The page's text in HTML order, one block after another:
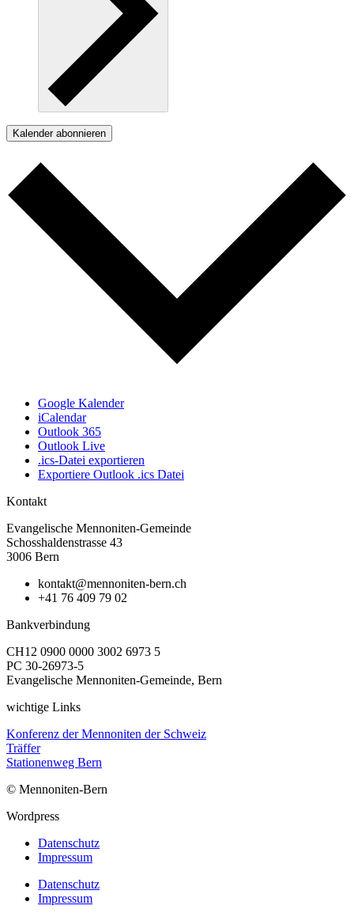
Kalender abonnieren
Google Kalender
iCalendar
Outlook 365
Outlook Live
.ics-Datei exportieren
Exportiere Outlook .ics Datei
Kontakt
Evangelische Mennoniten-Gemeinde
Schosshaldenstrasse 43
3006 Bern
kontakt@mennoniten-bern.ch
+41 76 409 79 02
Bankverbindung
CH12 0900 0000 3002 6973 5
PC 30-26973-5
Evangelische Mennoniten-Gemeinde, Bern
wichtige Links
Konferenz der Mennoniten der Schweiz
Träffer
Stationenweg Bern
© Mennoniten-Bern
Wordpress
Datenschutz
Impressum
Datenschutz
Impressum